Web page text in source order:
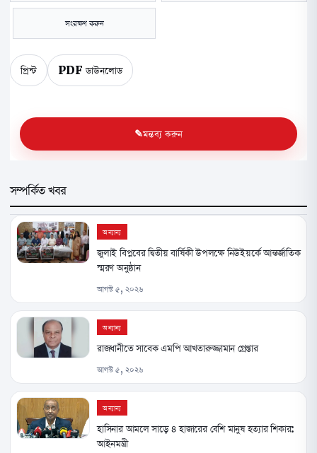
সংরক্ষণ করুন
প্রিন্ট PDF ডাউনলোড
মন্তব্য করুন
সম্পর্কিত খবর
অন্যান্য
জুলাই বিপ্লবের দ্বিতীয় বার্ষিকী উপলক্ষে নিউইয়র্কে আন্তর্জাতিক
স্মরণ অনুষ্ঠান
আগস্ট ৫, ২০২৬
অন্যান্য
রাজধানীতে সাবেক এমপি আখতারুজ্জামান গ্রেপ্তার
আগস্ট ৫, ২০২৬
অন্যান্য
হাসিনার আমলে সাড়ে ৪ হাজারের বেশি মানুষ হত্যার শিকার:
আইনমন্ত্রী